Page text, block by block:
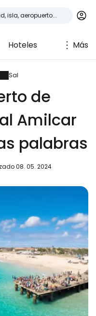
Hoteles Más
Sal
de
Amilcar
palabras
08. 05. 2024
en
viajeros
Facebook